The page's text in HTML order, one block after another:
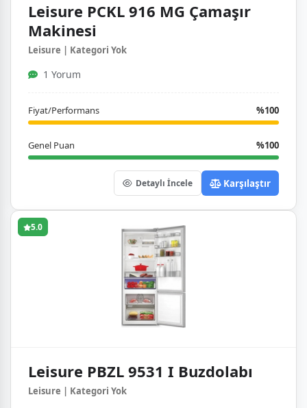
Leisure PCKL 916 MG Çamaşır
Makinesi
Leisure | Kategori Yok
1 Yorum
Fiyat/Performans %100
Genel Puan %100
Detaylı İncele Karşılaştır
5.0
Leisure PBZL 9531 I Buzdolabı
Leisure | Kategori Yok